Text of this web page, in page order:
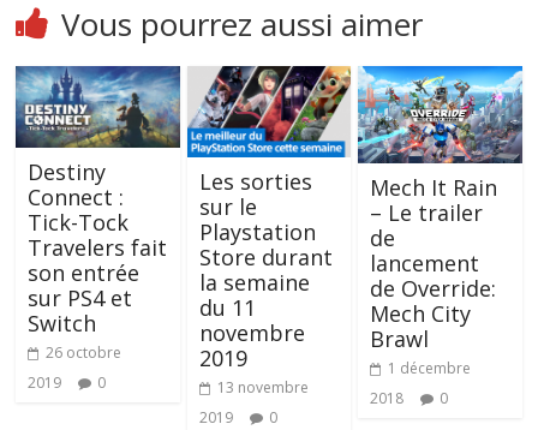
Vous pourrez aussi aimer
Destiny
Connect :
Tick-Tock
Travelers fait
son entrée
sur PS4 et
Switch
26 octobre
2019
0
Les sorties
sur le
Playstation
Store durant
la semaine
du 11
novembre
2019
13 novembre
2019
0
Mech It Rain
– Le trailer
de
lancement
de Override:
Mech City
Brawl
1 décembre
2018
0